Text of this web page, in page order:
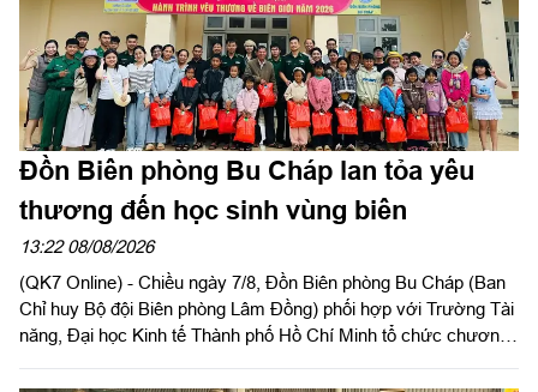
Đồn Biên phòng Bu Cháp lan tỏa yêu
thương đến học sinh vùng biên
13:22 08/08/2026
(QK7 Online) - Chiều ngày 7/8, Đồn Biên phòng Bu Cháp (Ban
Chỉ huy Bộ đội Biên phòng Lâm Đồng) phối hợp với Trường Tài
năng, Đại học Kinh tế Thành phố Hồ Chí Minh tổ chức chương